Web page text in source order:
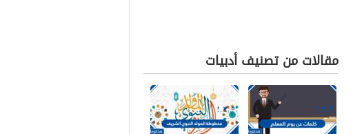
مقالات من تصنيف أدبيات